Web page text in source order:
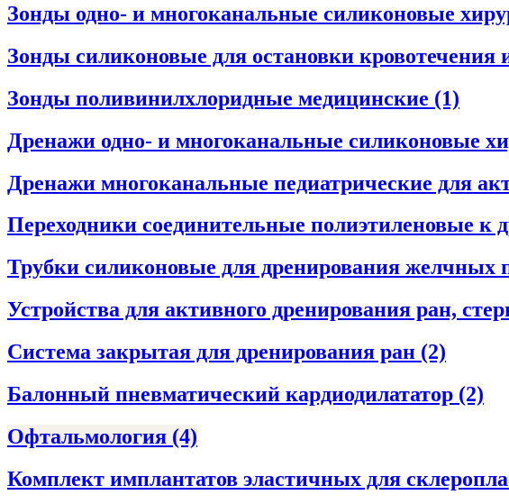
Зонды одно- и многоканальные силиконовые
Зонды силиконовые для остановки кровотечения
Зонды поливинилхлоридные медицинские (1)
Дренажи одно- и многоканальные силиконовые
Дренажи многоканальные педиатрические для
Переходники соединительные полиэтиленовые
Трубки силиконовые для дренирования желчных
Устройства для активного дренирования ран,
Система закрытая для дренирования ран (2)
Балонный пневматический кардиодилататор (2)
Офтальмология (4)
Комплект имплантатов эластичных для